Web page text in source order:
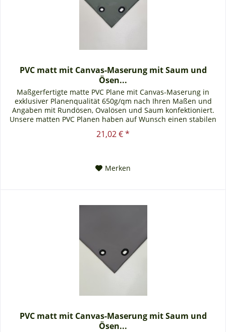
PVC matt mit Canvas-Maserung mit Saum und
Ösen...
Maßgerfertigte matte PVC Plane mit Canvas-Maserung in
exklusiver Planenqualität 650g/qm nach Ihren Maßen und
Angaben mit Rundösen, Ovalösen und Saum konfektioniert.
Unsere matten PVC Planen haben auf Wunsch einen stabilen
21,02 € *
Merken
PVC matt mit Canvas-Maserung mit Saum und
Ösen...